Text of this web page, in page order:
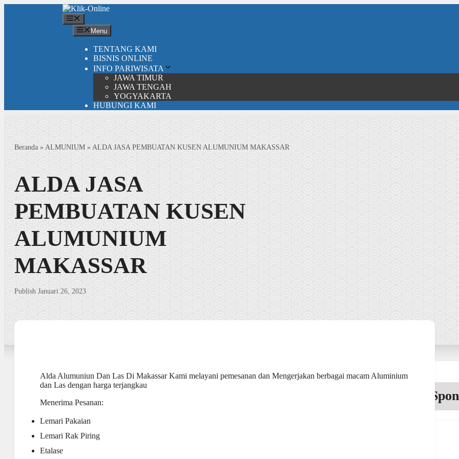
Menu
TENTANG KAMI
BISNIS ONLINE
INFO PARIWISATA
JAWA TIMUR
JAWA TENGAH
YOGYAKARTA
HUBUNGI KAMI
Beranda » ALMUNIUM » ALDA JASA PEMBUATAN KUSEN ALUMUNIUM MAKASSAR
ALDA JASA
PEMBUATAN KUSEN
ALUMUNIUM
MAKASSAR
Publish Januari 26, 2023
Alda Alumuniun Dan Las Di Makassar Kami melayani pemesanan dan Mengerjakan berbagai macam Aluminium
dan Las dengan harga terjangkau
Menerima Pesanan:
Lemari Pakaian
Lemari Rak Piring
Etalase